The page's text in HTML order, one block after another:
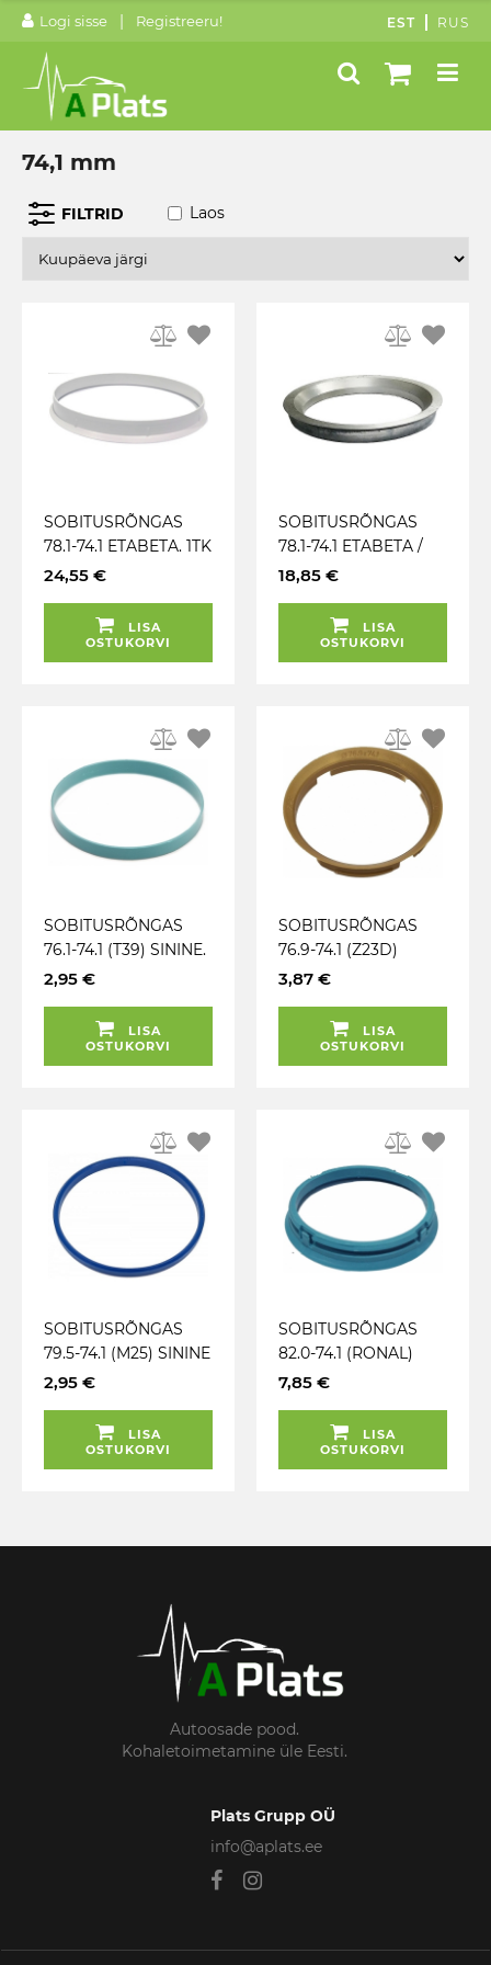
Logi sisse | Registreeru! EST RUS
74,1 mm
FILTRID Laos
SOBITUSRÕNGAS
78.1-74.1 ETABETA. 1TK
24,55 €
LISA
OSTUKORVI
SOBITUSRÕNGAS
78.1-74.1 ETABETA /
ALU
18,85 €
LISA
OSTUKORVI
SOBITUSRÕNGAS
76.1-74.1 (T39) SININE.
FAASITA. 1TK
2,95 €
LISA
OSTUKORVI
SOBITUSRÕNGAS
76.9-74.1 (Z23D)
MESSING-KOLLANE.
3,87 €
LISA
OSTUKORVI
SOBITUSRÕNGAS
79.5-74.1 (M25) SININE
(MOMO. MILLE
2,95 €
LISA
OSTUKORVI
SOBITUSRÕNGAS
82.0-74.1 (RONAL)
TÜRKIIS. FAASIGA.
7,85 €
LISA
OSTUKORVI
Autoosade pood.
Kohaletoimetamine üle Eesti.
Plats Grupp OÜ
info@aplats.ee